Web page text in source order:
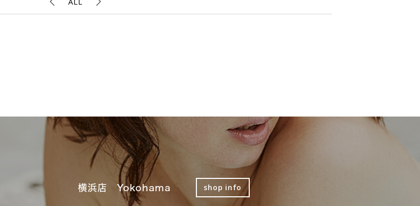
横浜店 Yokohama shop info